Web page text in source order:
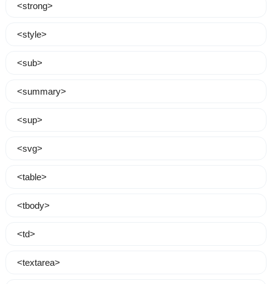
<strong>
<style>
<sub>
<summary>
<sup>
<svg>
<table>
<tbody>
<td>
<textarea>